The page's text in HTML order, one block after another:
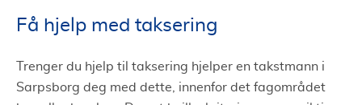
Få hjelp med taksering
Trenger du hjelp til taksering hjelper en takstmann i
Sarpsborg deg med dette, innenfor det fagområdet